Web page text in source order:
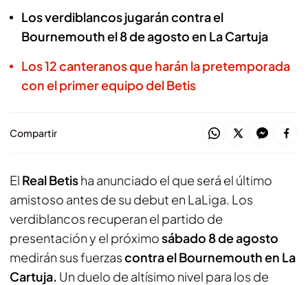
Los verdiblancos jugarán contra el
Bournemouth el 8 de agosto en La Cartuja
Los 12 canteranos que harán la pretemporada
con el primer equipo del Betis
Compartir
El Real Betisha anunciado el que será el último
amistoso antes de su debut en LaLiga. Los
verdiblancos recuperan el partido de
presentación y el próximosábado 8 de agosto
medirán sus fuerzascontra el Bournemouth en La
Cartuja. Un duelo de altísimo nivel para los de